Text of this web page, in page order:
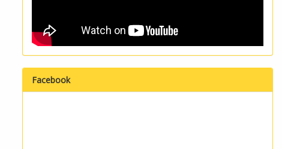
Facebook